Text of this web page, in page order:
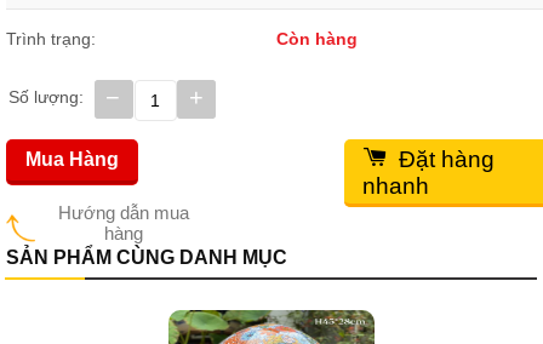
Trình trạng: Còn hàng
Số lượng: +
−
Hướng dẫn mua
hàng
Mua Hàng
Đặt hàng
nhanh
SẢN PHẨM CÙNG DANH MỤC
Trứng trưng bày men lam họa tiết bách